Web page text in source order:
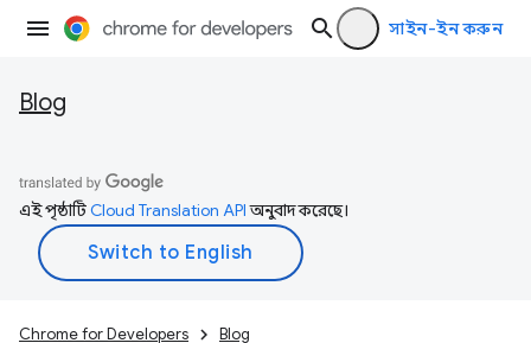
সাইন-ইন করুন
Blog
এই পৃষ্ঠাটিCloud Translation APIঅনুবাদ করেছে।
Chrome for Developers Blog